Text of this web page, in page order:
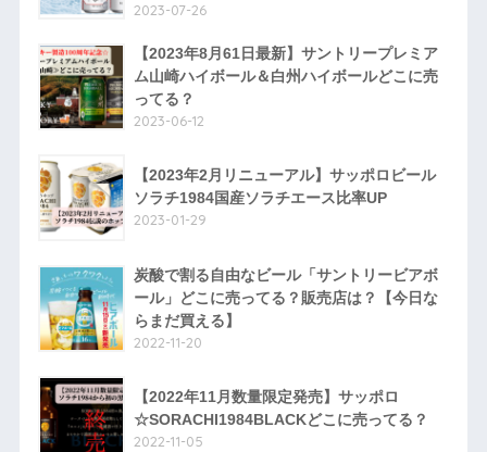
2023-07-26
【2023年8月61日最新】サントリープレミア
ム山崎ハイボール＆白州ハイボールどこに売
ってる？
2023-06-12
【2023年2月リニューアル】サッポロビール
ソラチ1984国産ソラチエース比率UP
2023-01-29
炭酸で割る自由なビール「サントリービアボ
ール」どこに売ってる？販売店は？【今日な
らまだ買える】
2022-11-20
【2022年11月数量限定発売】サッポロ
☆SORACHI1984BLACKどこに売ってる？
2022-11-05